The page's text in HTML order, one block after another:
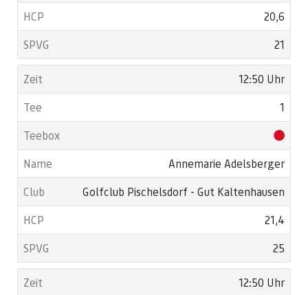
20,6
21
12:50 Uhr
1
Annemarie Adelsberger
Golfclub Pischelsdorf - Gut Kaltenhausen
21,4
25
12:50 Uhr